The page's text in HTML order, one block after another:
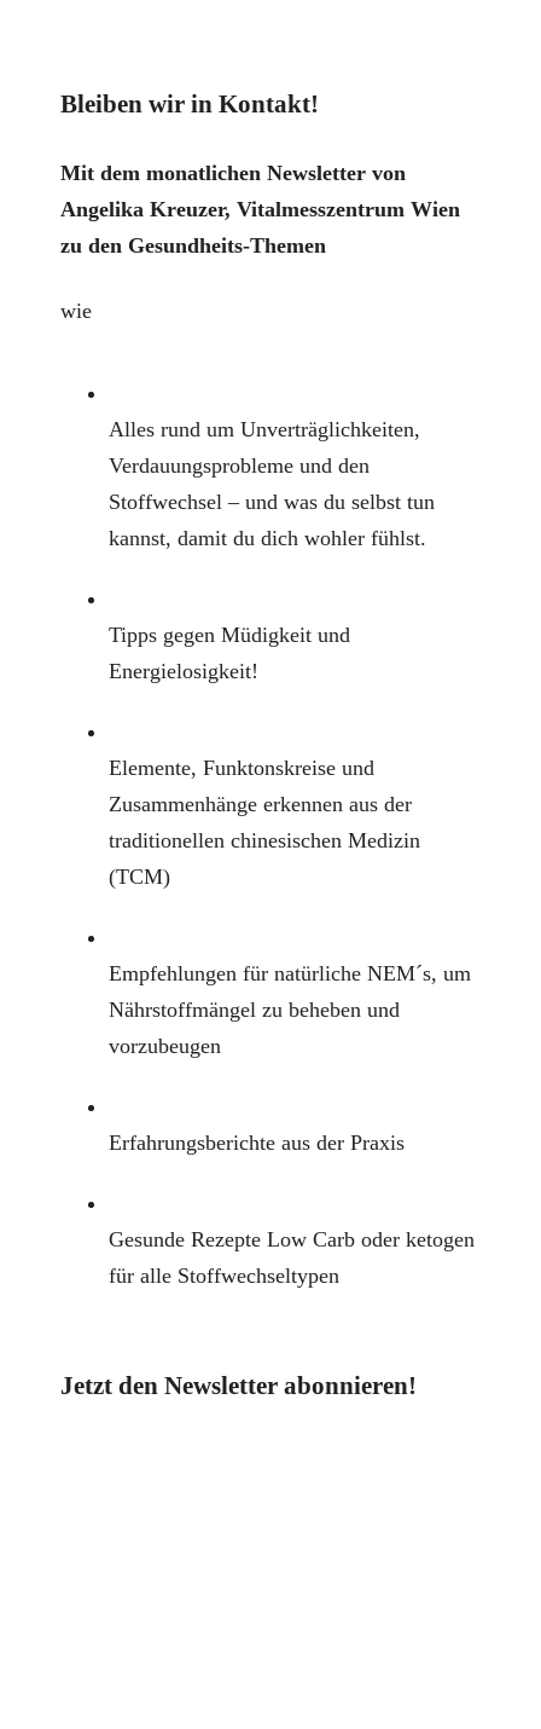
Bleiben wir in Kontakt!
Mit dem monatlichen Newsletter von
Angelika Kreuzer, Vitalmesszentrum Wien
zu den Gesundheits-Themen
wie
Alles rund um Unverträglichkeiten,
Verdauungsprobleme und den
Stoffwechsel – und was du selbst tun
kannst, damit du dich wohler fühlst.
Tipps gegen Müdigkeit und
Energielosigkeit!
Elemente, Funktonskreise und
Zusammenhänge erkennen aus der
traditionellen chinesischen Medizin
(TCM)
Empfehlungen für natürliche NEM´s, um
Nährstoffmängel zu beheben und
vorzubeugen
Erfahrungsberichte aus der Praxis
Gesunde Rezepte Low Carb oder ketogen
für alle Stoffwechseltypen
Jetzt den Newsletter abonnieren!